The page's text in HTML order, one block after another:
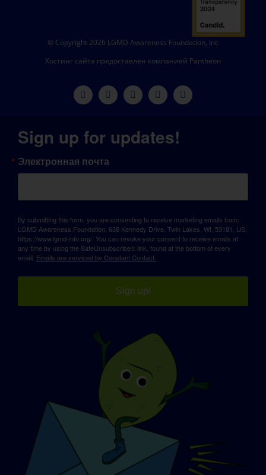
© Copyright 2026 LGMD Awareness Foundation, Inc
Хостинг сайта предоставлен компанией Pantheon
Sign up for updates!
Электронная почта
By submitting this form, you are consenting to receive marketing emails from:
LGMD Awareness Foundation, 638 Kennedy Drive, Twin Lakes, WI, 53181, US,
https://www.lgmd-info.org/. You can revoke your consent to receive emails at
any time by using the SafeUnsubscribe® link, found at the bottom of every
email. Emails are serviced by Constant Contact.
Sign up!